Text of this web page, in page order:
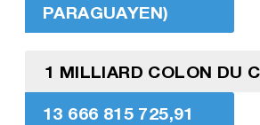
PARAGUAYEN)
1 MILLIARD COLON DU
13 666 815 725,91